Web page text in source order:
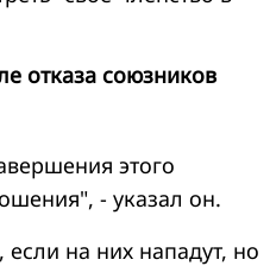
отказа союзников
этого
- указал он.
на них нападут, но